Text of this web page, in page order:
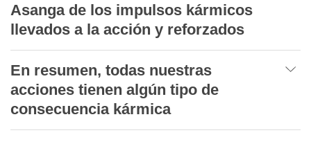
Asanga de los impulsos kármicos
llevados a la acción y reforzados
En resumen, todas nuestras
acciones tienen algún tipo de
consecuencia kármica